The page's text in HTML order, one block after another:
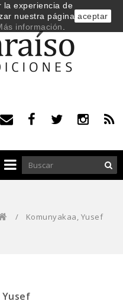
/ Komunyakaa, Yusef
Yusef
la experiencia de
nuestra página
información
aceptar